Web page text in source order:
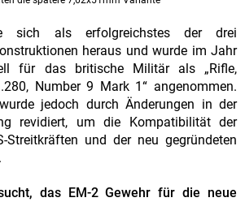
sich als erfolgreichstes der drei
heraus und wurde im Jahr
für das britische Militär als „Rifle,
Number 9 Mark 1“ angenommen.
jedoch durch Änderungen in der
revidiert, um die Kompatibilität der
Streitkräften und der neu gegründeten
das EM-2 Gewehr für die neue